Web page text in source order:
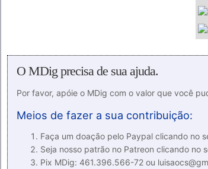
O MDig precisa de sua ajuda.
Por favor, apóie o MDig com o valor que você
Meios de fazer a sua contribuição:
Faça um doação pelo Paypal clicando no
Seja nosso patrão no Patreon clicando no
Pix MDig: 461.396.566-72 ou